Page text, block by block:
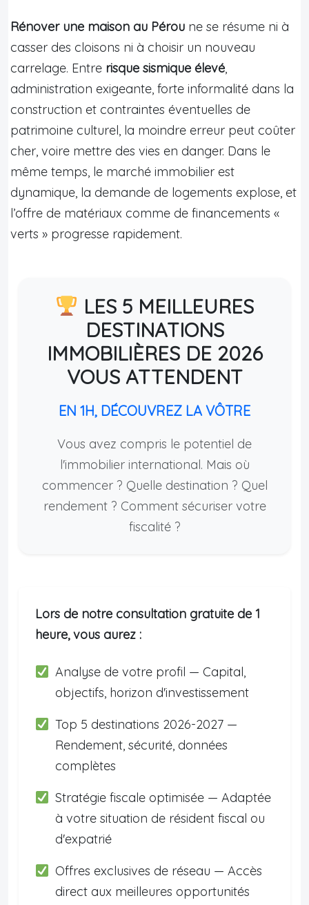
Rénover une maison au Pérou ne se résume ni à
casser des cloisons ni à choisir un nouveau
carrelage. Entre risque sismique élevé,
administration exigeante, forte informalité dans la
construction et contraintes éventuelles de
patrimoine culturel, la moindre erreur peut coûter
cher, voire mettre des vies en danger. Dans le
même temps, le marché immobilier est
dynamique, la demande de logements explose, et
l’offre de matériaux comme de financements «
verts » progresse rapidement.
LES 5 MEILLEURES
DESTINATIONS
IMMOBILIÈRES DE 2026
VOUS ATTENDENT
EN 1H, DÉCOUVREZ LA VÔTRE
Vous avez compris le potentiel de
l'immobilier international. Mais où
commencer ? Quelle destination ? Quel
rendement ? Comment sécuriser votre
fiscalité ?
Lors de notre consultation gratuite de 1
heure, vous aurez :
Analyse de votre profil — Capital,
objectifs, horizon d'investissement
Top 5 destinations 2026-2027 —
Rendement, sécurité, données
complètes
Stratégie fiscale optimisée — Adaptée
à votre situation de résident fiscal ou
d'expatrié
Offres exclusives de réseau — Accès
direct aux meilleures opportunités